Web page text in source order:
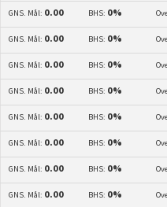
GNS. Mål: 0.00 BHS: 0%
GNS. Mål: 0.00 BHS: 0%
GNS. Mål: 0.00 BHS: 0%
GNS. Mål: 0.00 BHS: 0%
GNS. Mål: 0.00 BHS: 0%
GNS. Mål: 0.00 BHS: 0%
GNS. Mål: 0.00 BHS: 0%
GNS. Mål: 0.00 BHS: 0%